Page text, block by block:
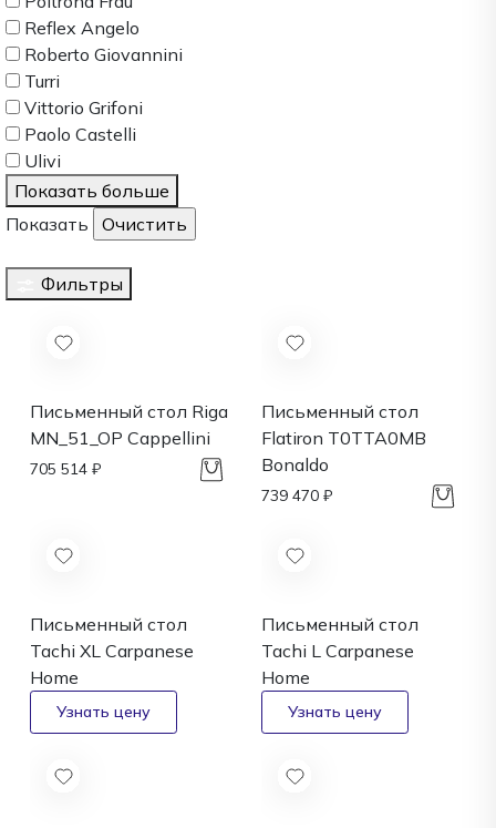
Reflex Angelo
Roberto Giovannini
Turri
Vittorio Grifoni
Paolo Castelli
Ulivi
Показать больше
Показать
Фильтры
Письменный стол Riga
MN_51_OP Cappellini
705 514 ₽
Письменный стол
Flatiron T0TTA0MB
Bonaldo
739 470 ₽
Письменный стол
Tachi XL Carpanese
Home
Письменный стол
Tachi L Carpanese
Home